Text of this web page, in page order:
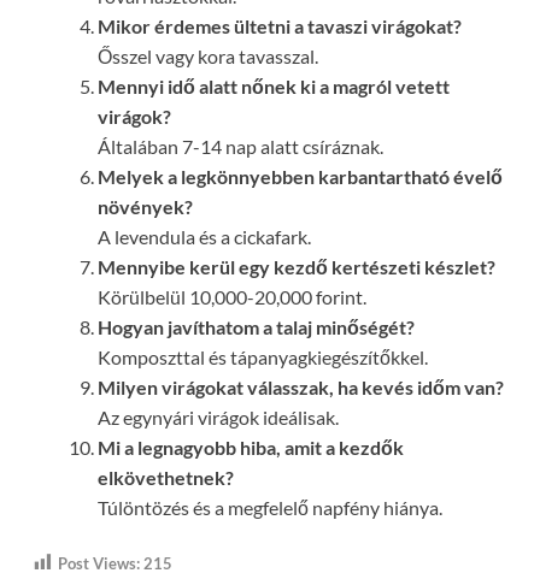
Mikor érdemes ültetni a tavaszi virágokat?
Ősszel vagy kora tavasszal.
Mennyi idő alatt nőnek ki a magról vetett
virágok?
Általában 7-14 nap alatt csíráznak.
Melyek a legkönnyebben karbantartható évelő
növények?
A levendula és a cickafark.
Mennyibe kerül egy kezdő kertészeti készlet?
Körülbelül 10,000-20,000 forint.
Hogyan javíthatom a talaj minőségét?
Komposzttal és tápanyagkiegészítőkkel.
Milyen virágokat válasszak, ha kevés időm van?
Az egynyári virágok ideálisak.
Mi a legnagyobb hiba, amit a kezdők
elkövethetnek?
Túlöntözés és a megfelelő napfény hiánya.
Post Views: 215